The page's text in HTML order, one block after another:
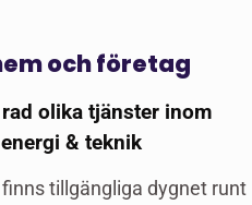
och företag
olika tjänster inom
& teknik
tillgängliga dygnet runt